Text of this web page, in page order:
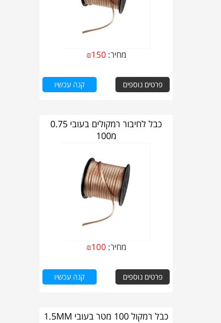
מחיר: ₪150
פרטים נוספים קנה עכשיו
כבל לחיבור רמקולים בעובי 0.75
מ100
מחיר: ₪100
פרטים נוספים קנה עכשיו
כבל רמקול 100 מטר בעובי 1.5MM